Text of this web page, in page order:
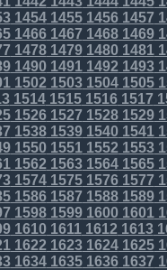
1454145514561457
14661467 14681469
1478147914801481
149014911492 1493
1502 150315041505
1514151515161517
15261527 15281529
1538153915401541
155015511552 1553
1562 156315641565
1574157515761577
15861587 15881589
1598159916001601
161016111612 1613
1622 162316241625
1634163516361637